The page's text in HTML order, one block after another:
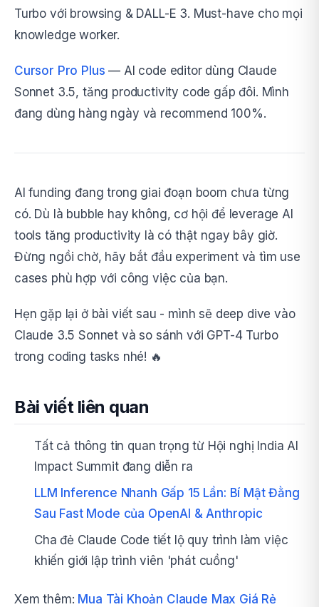
Turbo với browsing & DALL-E 3. Must-have cho mọi
knowledge worker.
Cursor Pro Plus — AI code editor dùng Claude
Sonnet 3.5, tăng productivity code gấp đôi. Mình
đang dùng hàng ngày và recommend 100%.
AI funding đang trong giai đoạn boom chưa từng
có. Dù là bubble hay không, cơ hội để leverage AI
tools tăng productivity là có thật ngay bây giờ.
Đừng ngồi chờ, hãy bắt đầu experiment và tìm use
cases phù hợp với công việc của bạn.
Hẹn gặp lại ở bài viết sau - mình sẽ deep dive vào
Claude 3.5 Sonnet và so sánh với GPT-4 Turbo
trong coding tasks nhé! 🔥
Bài viết liên quan
Tất cả thông tin quan trọng từ Hội nghị India AI
Impact Summit đang diễn ra
LLM Inference Nhanh Gấp 15 Lần: Bí Mật Đằng
Sau Fast Mode của OpenAI & Anthropic
Cha đẻ Claude Code tiết lộ quy trình làm việc
khiến giới lập trình viên 'phát cuồng'
Xem thêm: Mua Tài Khoản Claude Max Giá Rẻ